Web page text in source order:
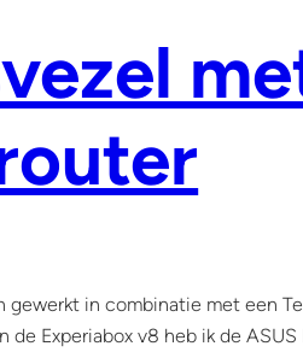
gewerkt in combinatie met een
de Experiabox v8 heb ik de